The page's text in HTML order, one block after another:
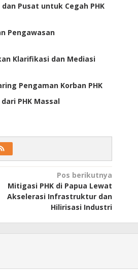
Pusat untuk Cegah PHK
Pengawasan
Klarifikasi dan Mediasi
Pengaman Korban PHK
PHK Massal
Pos berikutnya
Mitigasi PHK di Papua Lewat
Akselerasi Infrastruktur dan
Hilirisasi Industri